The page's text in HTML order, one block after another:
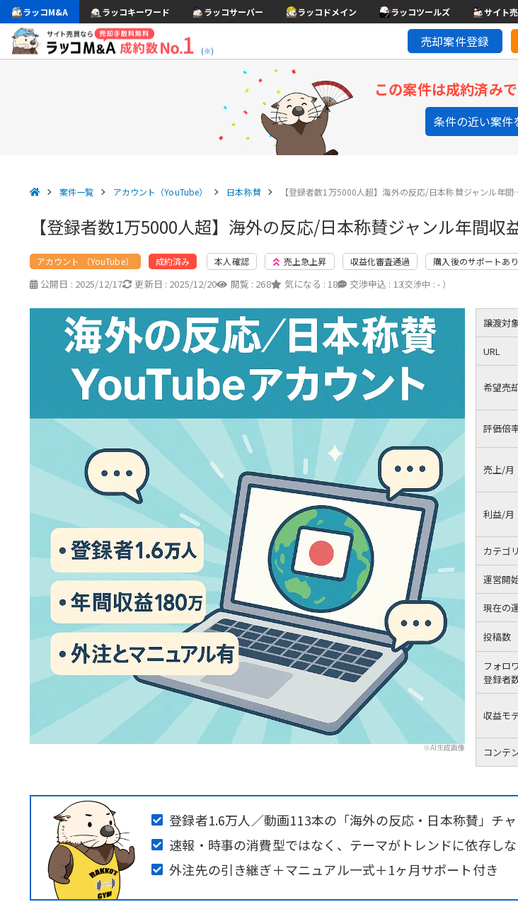
ラッコM&A ラッコキーワード ラッコサーバー ラッコドメイン ラッコツールズ サイト
(※)
売却案件登録
この案件は成約済みで
条件の近い案件
案件一覧 アカウント（YouTube） 日本称賛 【登録者数1万5000人超】海外の反応/日本称賛ジャンル年間
【登録者数1万5000人超】海外の反応/日本称賛ジャンル年間収
アカウント （YouTube） 成約済み 本人確認 売上急上昇 収益化審査通過 購入後のサポートあり
公開日 : 2025/12/17 更新日 : 2025/12/20 閲覧 : 268 気になる : 18 交渉申込 : 13
（交渉中 : - ）
※AI生成画像
譲渡対
URL
希望売
評価倍
売上/月
利益/月
カテゴリ
運営開
現在の
投稿数
フォロ
登録者
収益モ
コンテ
登録者1.6万人／動画113本の「海外の反応・日本称賛」チ
速報・時事の消費型ではなく、テーマがトレンドに依存し
外注先の引き継ぎ＋マニュアル一式＋1ヶ月サポート付き